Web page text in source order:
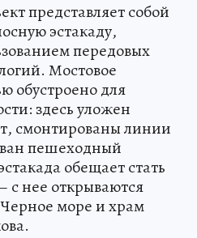
представляет собой
эстакаду,
передовых
Мостовое
обустроено для
здесь уложен
смонтированы линии
пешеходный
обещает стать
нее открываются
море и храм